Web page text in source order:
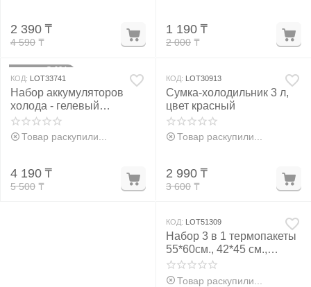
4 590 ₸
2 390 ₸
2 000 ₸
1 190 ₸
24%
КОД: LOT33741
Набор аккумуляторов
холода - гелевый
хладоэлемент для
термосумки, 2 шт. по 620
Товар раскупили...
5 500 ₸
4 190 ₸
КОД: LOT30913
Сумка-холодильник 3 л,
цвет красный
Товар раскупили...
3 600 ₸
2 990 ₸
КОД: LOT51309
Набор 3 в 1 термопакеты
55*60см., 42*45 см.,
32*35см.
Товар раскупили...